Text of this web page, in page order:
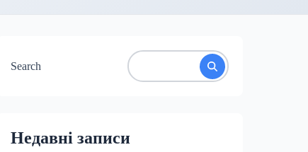
Search
Недавні записи